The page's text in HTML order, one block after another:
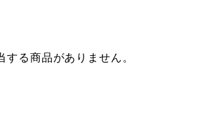
する商品がありません。